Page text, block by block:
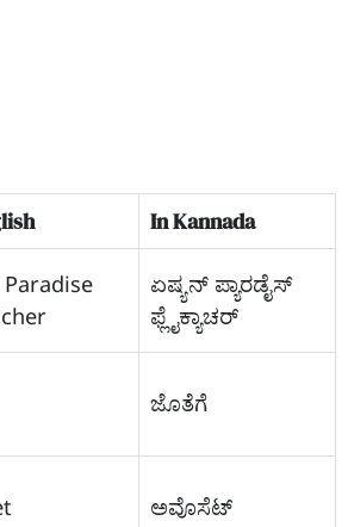
In Kannada
ಏಷ್ಯನ್ ಪ್ಯಾರಡೈಸ್
ಫ್ಲೈಕ್ಯಾಚರ್
ಜೊತೆಗೆ
ಅವೊಸೆಟ್